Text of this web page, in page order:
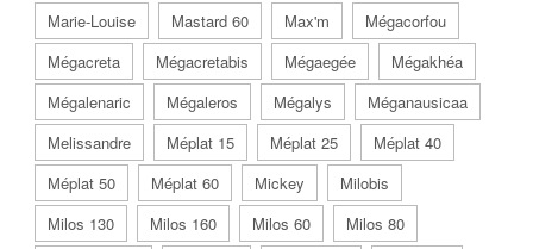
Marie-Louise
Mastard 60 Max'm
Mégacorfou
Mégacreta
Mégacretabis Mégaegée
Mégakhéa
Mégalenaric
Mégaleros Mégalys
Méganausicaa
Melissandre
Méplat 15 Méplat 25
Méplat 40
Méplat 50
Méplat 60 Mickey
Milobis
Milos 130
Milos 160 Milos 60
Milos 80